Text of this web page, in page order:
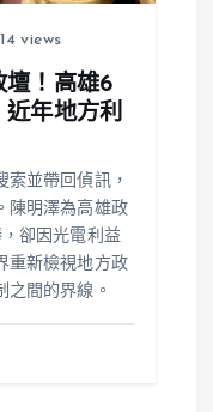
views
壇！高雄6
年地方利
索並帶回偵訊，
陳明澤為高雄政
卻因光電利益
重新檢視地方政
之間的界線。